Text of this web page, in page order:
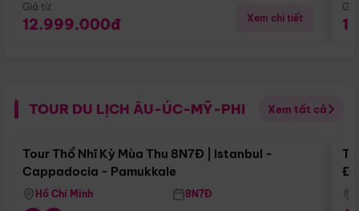
Giá từ:
12.999.000đ Xem chi tiết
TOUR DU LỊCH ÂU-ÚC-MỸ-PHI Xem tất cả
Điểm nổi bật
Tour Thổ Nhĩ Kỳ Mùa Thu 8N7Đ | Istanbul -
Cappadocia - Pamukkale
Hồ Chí Minh 8N7Đ